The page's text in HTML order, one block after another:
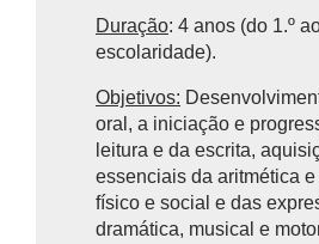
Duração: 4 anos (do 1.º
escolaridade).
Objetivos:
oral, a iniciação e
leitura e da escrita,
essenciais da aritmética
físico e social e das
dramática, musical e